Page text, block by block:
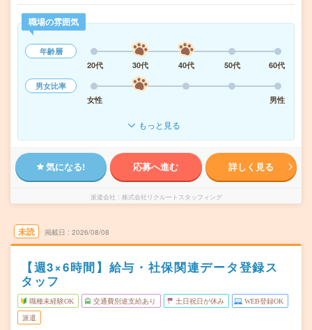
職場の雰囲気
年齢層
20代
30代 40代 50代
60代
男女比率
女性
男性
もっと見る
気になる! 応募へ進む 詳しく見る
派遣会社 株式会社リクルートスタッフィング
未読 掲載日 2026/08/08
【週3×6時間】給与・社保関連データ登録ス
タッフ
職種未経験OK 交通費別途支給あり 土日祝日が休み WEB登録OK
派遣